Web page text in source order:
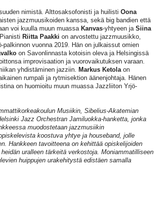
nimistä. Alttosaksofonisti ja huilisti Oona
jazzmuusikoiden kanssa, sekä big bandien että
voi kuulla muun muassa Kanvas-yhtyeen ja Siina
Riitta Paakki on arvostettu jazzmuusikko,
vuonna 2019. Hän on julkaissut omien
on Savonlinnasta kotoisin oleva ja Helsingissä
improvisaation ja vuorovaikutuksen varaan.
yhdistäminen jazziin. Markus Ketolaon
rumpali ja rytmisektion äänenjohtaja. Hänen
on huomioitu muun muassa Jazzliiton Yrjö-
Musiikin, Sibelius-Akatemian
Jazz Orchestran Jamiluokka-hanketta, jonka
muodostetaan jazzmusiikin
koostuva yhtye ja houseband, jolle
Hankkeen tavoitteena on kehittää opiskelijoiden
uralleen tärkeitä verkostoja. Moniammatilliseen
huippujen urakehitystä edistäen samalla